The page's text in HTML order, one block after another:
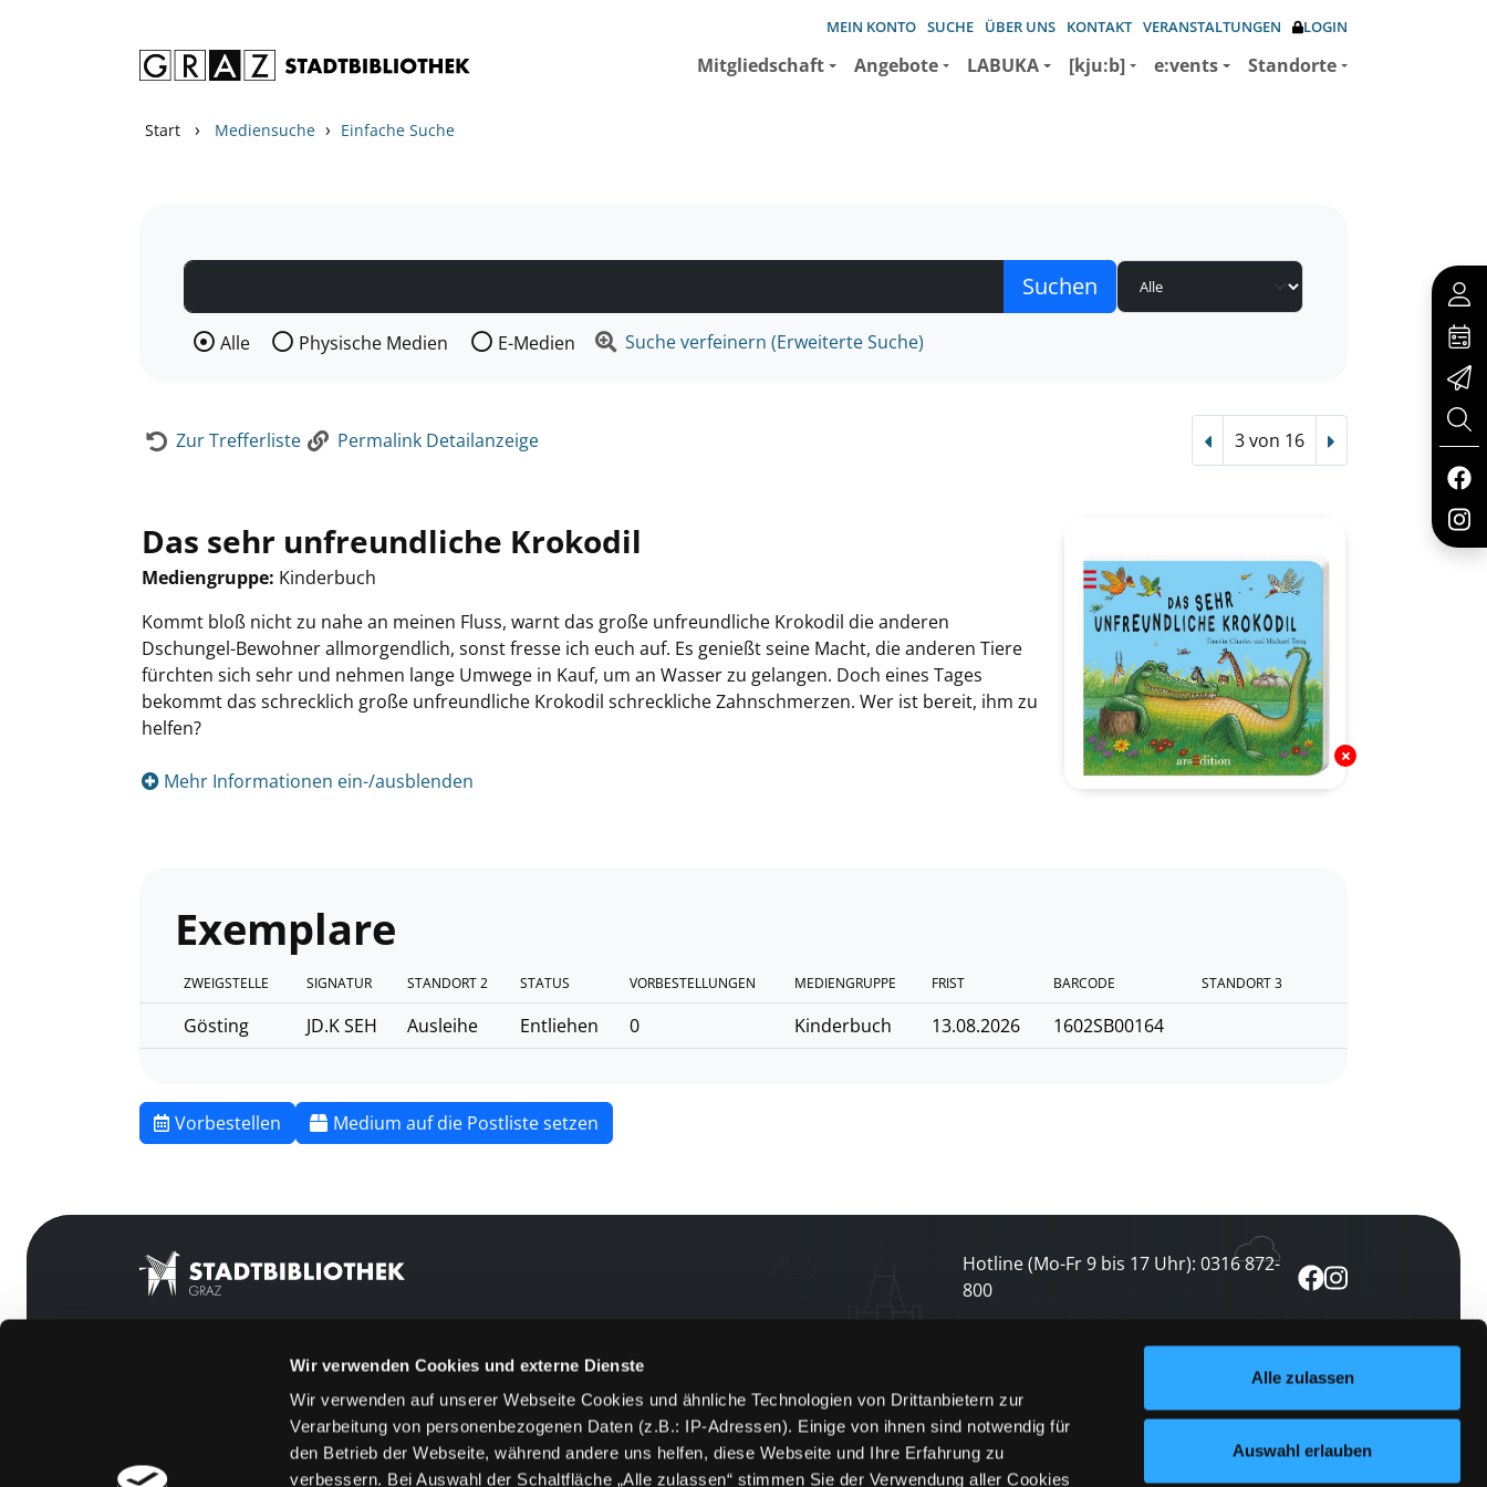
Wir verwenden Cookies und externe Dienste
Wir verwenden auf unserer Webseite Cookies und ähnliche Technologien von Drittanbietern zur
Verarbeitung von personenbezogenen Daten (z.B.: IP-Adressen). Einige von ihnen sind notwendig für
den Betrieb der Webseite, während andere uns helfen, diese Webseite und Ihre Erfahrung zu
verbessern. Bei Auswahl der Schaltfläche „Alle zulassen“ stimmen Sie der Verwendung aller Cookies
Alle zulassen
Auswahl erlauben
MEIN KONTO SUCHE ÜBER UNS KONTAKT VERANSTALTUNGEN LOGIN
Mitgliedschaft Angebote LABUKA [kju:b] e:vents Standorte
Start › Mediensuche › Einfache Suche
Wählen Sie die Medienart nach der Sie suchen wollen.
Alle Physische Medien E-Medien Suche verfeinern (Erweiterte Suche)
Zur Trefferliste Permalink Detailanzeige Vorheriger Treffer
3 von 16 Nächster Treffer
Das sehr unfreundliche Krokodil
Mediengruppe: Kinderbuch
Kommt bloß nicht zu nahe an meinen Fluss, warnt das große unfreundliche Krokodil die anderen
Dschungel-Bewohner allmorgendlich, sonst fresse ich euch auf. Es genießt seine Macht, die anderen Tiere
fürchten sich sehr und nehmen lange Umwege in Kauf, um an Wasser zu gelangen. Doch eines Tages
bekommt das schrecklich große unfreundliche Krokodil schreckliche Zahnschmerzen. Wer ist bereit, ihm zu
helfen?
Mehr Informationen ein-/ausblenden
Exemplare
ZWEIGSTELLE SIGNATUR STANDORT 2 STATUS VORBESTELLUNGEN MEDIENGRUPPE FRIST BARCODE STANDORT 3
Gösting JD.K SEH Ausleihe Entliehen 0 Kinderbuch 13.08.2026 1602SB00164
Vorbestellen Medium auf die Postliste setzen
Hotline (Mo-Fr 9 bis 17 Uhr): 0316 872-
800
Feedback
Kontakt
Über uns
Newsletter abonnieren
und keine Veranstaltung verpassen
jetzt abonnieren